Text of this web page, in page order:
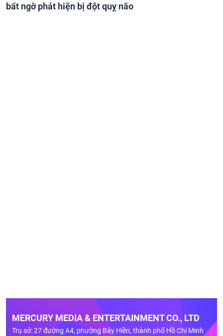
bất ngờ phát hiện bị đột quỵ não
MERCURY MEDIA & ENTERTAINMENT CO., LTD
Trụ sở: 27 đường A4, phường Bảy Hiền, thành phố Hồ Chí Minh